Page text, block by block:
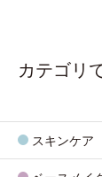
カテゴリ
スキンケア